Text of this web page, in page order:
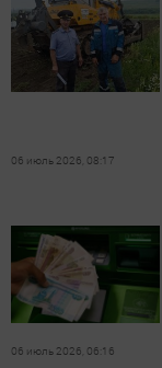
06 июль 2026, 08:17
06 июль 2026, 06:16